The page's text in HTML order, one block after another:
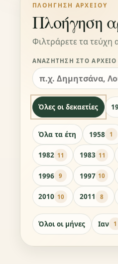
ΠΛΟΉΓΗΣΗ ΑΡΧΕΊΟΥ
Πλοήγηση
Φιλτράρετε τα τεύχη
ΑΝΑΖΉΤΗΣΗ ΣΤΟ ΑΡΧΕΊΟ
Όλες οι δεκαετίες
Όλα τα έτη 1958 1
1982 11 1983 11
1996 9 1997 10
2010 10 2011 8
Όλοι οι μήνες Ιαν 1